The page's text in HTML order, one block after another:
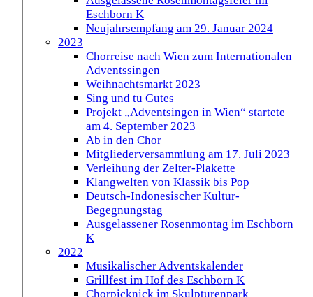
Eschborn K
Neujahrsempfang am 29. Januar 2024
2023
Chorreise nach Wien zum Internationalen
Adventssingen
Weihnachtsmarkt 2023
Sing und tu Gutes
Projekt „Adventsingen in Wien“ startete
am 4. September 2023
Ab in den Chor
Mitgliederversammlung am 17. Juli 2023
Verleihung der Zelter-Plakette
Klangwelten von Klassik bis Pop
Deutsch-Indonesischer Kultur-
Begegnungstag
Ausgelassener Rosenmontag im Eschborn
K
2022
Musikalischer Adventskalender
Grillfest im Hof des Eschborn K
Chorpicknick im Skulpturenpark